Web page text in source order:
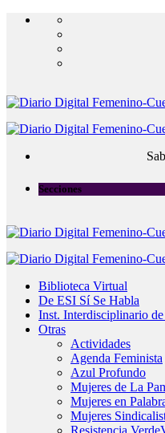
Secciones
Biblioteca Virtual
De ESI Sí Se Habla
Inst. Interdisciplinario
Otras
Actividades
Agenda Feminista
Azul Profundo
Mujeres de La
Mujeres en
Mujeres